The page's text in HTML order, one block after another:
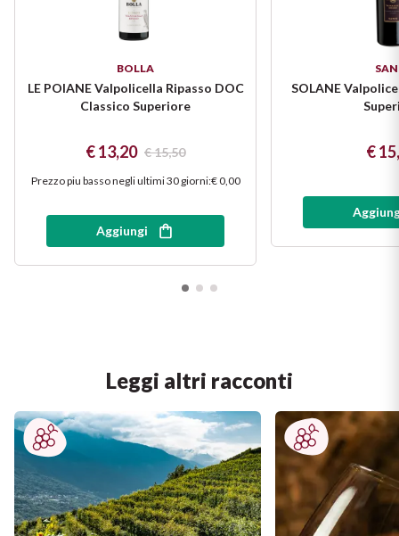
BOLLA
LE POIANE Valpolicella Ripasso DOC
Classico Superiore
€ 13,20 € 15,50
Prezzo piu basso negli ultimi 30 giorni:€ 0,00
Aggiungi
SOLANE
€
Leggi altri racconti